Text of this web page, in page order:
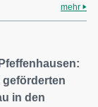
mehr
geförderten
in den